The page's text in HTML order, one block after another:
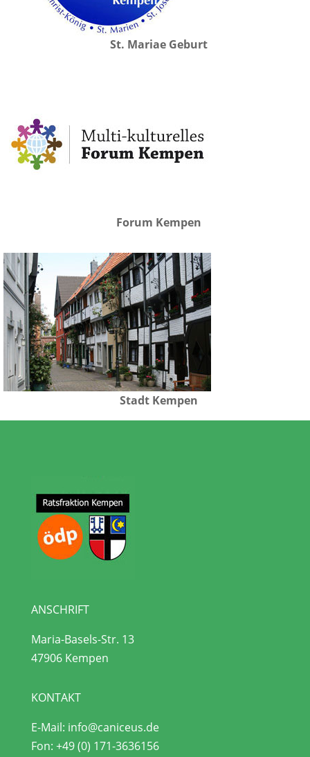
St. Mariae Geburt
Forum Kempen
Stadt Kempen
ANSCHRIFT
Maria-Basels-Str. 13
47906 Kempen
KONTAKT
E-Mail: info@caniceus.de
Fon: +49 (0) 171-3636156